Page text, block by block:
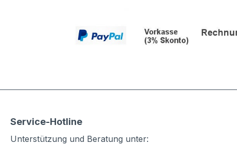
Service-Hotline
Unterstützung und Beratung unter: